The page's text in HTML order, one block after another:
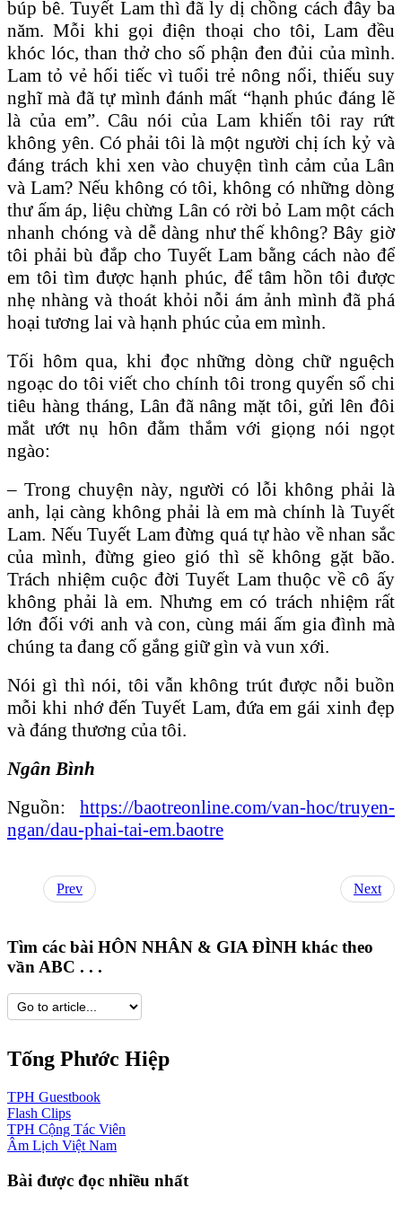
búp bê. Tuyết Lam thì đã ly dị chồng cách đây ba
năm. Mỗi khi gọi điện thoại cho tôi, Lam đều
khóc lóc, than thở cho số phận đen đủi của mình.
Lam tỏ vẻ hối tiếc vì tuổi trẻ nông nổi, thiếu suy
nghĩ mà đã tự mình đánh mất “hạnh phúc đáng lẽ
là của em”. Câu nói của Lam khiến tôi ray rứt
không yên. Có phải tôi là một người chị ích kỷ và
đáng trách khi xen vào chuyện tình cảm của Lân
và Lam? Nếu không có tôi, không có những dòng
thư ấm áp, liệu chừng Lân có rời bỏ Lam một cách
nhanh chóng và dễ dàng như thế không? Bây giờ
tôi phải bù đắp cho Tuyết Lam bằng cách nào để
em tôi tìm được hạnh phúc, để tâm hồn tôi được
nhẹ nhàng và thoát khỏi nỗi ám ảnh mình đã phá
hoại tương lai và hạnh phúc của em mình.
Tối hôm qua, khi đọc những dòng chữ nguệch
ngoạc do tôi viết cho chính tôi trong quyển sổ chi
tiêu hàng tháng, Lân đã nâng mặt tôi, gửi lên đôi
mắt ướt nụ hôn đằm thắm với giọng nói ngọt
ngào:
– Trong chuyện này, người có lỗi không phải là
anh, lại càng không phải là em mà chính là Tuyết
Lam. Nếu Tuyết Lam đừng quá tự hào về nhan sắc
của mình, đừng gieo gió thì sẽ không gặt bão.
Trách nhiệm cuộc đời Tuyết Lam thuộc về cô ấy
không phải là em. Nhưng em có trách nhiệm rất
lớn đối với anh và con, cùng mái ấm gia đình mà
chúng ta đang cố gắng giữ gìn và vun xới.
Nói gì thì nói, tôi vẫn không trút được nỗi buồn
mỗi khi nhớ đến Tuyết Lam, đứa em gái xinh đẹp
và đáng thương của tôi.
Ngân Bình
Nguồn: https://baotreonline.com/van-hoc/truyen-
ngan/dau-phai-tai-em.baotre
Prev Next
Tìm các bài HÔN NHÂN & GIA ĐÌNH khác theo
vần ABC . . .
Tống Phước Hiệp
TPH Guestbook
Flash Clips
TPH Cộng Tác Viên
Âm Lịch Việt Nam
Bài được đọc nhiều nhất